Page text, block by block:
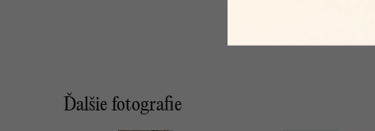
Ďalšie fotografie